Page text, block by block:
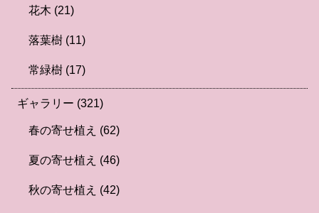
花木 (21)
落葉樹 (11)
常緑樹 (17)
ギャラリー (321)
春の寄せ植え (62)
夏の寄せ植え (46)
秋の寄せ植え (42)